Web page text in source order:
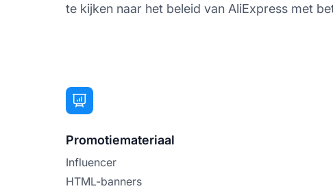
te kijken naar het beleid van AliExpress met
Promotiemateriaal
Influencer
HTML-banners